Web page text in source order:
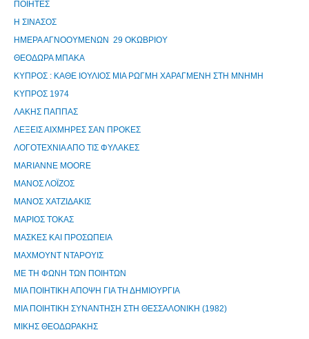
ΠΟΙΗΤΕΣ
Η ΣΙΝΑΣΟΣ
ΗΜΕΡΑ ΑΓΝΟΟΥΜΕΝΩΝ 29 ΟΚΩΒΡΙΟΥ
ΘΕΟΔΩΡΑ ΜΠΑΚΑ
ΚΥΠΡΟΣ : ΚΑΘΕ ΙΟΥΛΙΟΣ ΜΙΑ ΡΩΓΜΗ ΧΑΡΑΓΜΕΝΗ ΣΤΗ ΜΝΗΜΗ
ΚΥΠΡΟΣ 1974
ΛΑΚΗΣ ΠΑΠΠΑΣ
ΛΕΞΕΙΣ ΑΙΧΜΗΡΕΣ ΣΑΝ ΠΡΟΚΕΣ
ΛΟΓΟΤΕΧΝΙΑ ΑΠΟ ΤΙΣ ΦΥΛΑΚΕΣ
ΜΑRIANNE MOORE
ΜΑΝΟΣ ΛΟΪΖΟΣ
ΜΑΝΟΣ ΧΑΤΖΙΔΑΚΙΣ
ΜΑΡΙΟΣ ΤΟΚΑΣ
ΜΑΣΚΕΣ ΚΑΙ ΠΡΟΣΩΠΕΙΑ
ΜΑΧΜΟΥΝΤ ΝΤΑΡΟΥΙΣ
ΜΕ ΤΗ ΦΩΝΗ ΤΩΝ ΠΟΙΗΤΩΝ
ΜΙΑ ΠΟΙΗΤΙΚΗ ΑΠΟΨΗ ΓΙΑ ΤΗ ΔΗΜΙΟΥΡΓΙΑ
ΜΙΑ ΠΟΙΗΤΙΚΗ ΣΥΝΑΝΤΗΣΗ ΣΤΗ ΘΕΣΣΑΛΟΝΙΚΗ (1982)
ΜΙΚΗΣ ΘΕΟΔΩΡΑΚΗΣ